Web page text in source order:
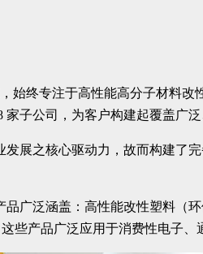
始终专注于高性能高分子材料
子公司，为客户构建起覆盖广
发展之核心驱动力，故而构建了
广泛涵盖：高性能改性塑料（
些产品广泛应用于消费性电子